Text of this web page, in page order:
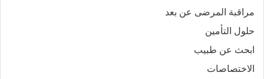
مراقبة المرضى عن بعد
حلول التأمين
ابحث عن طبيب
الاختصاصات